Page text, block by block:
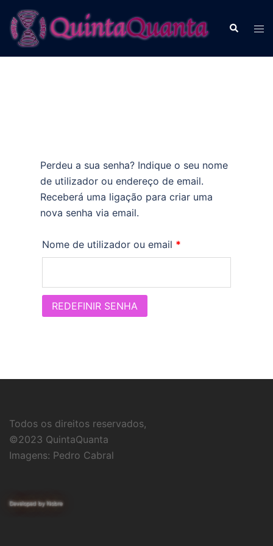
Saltar
para
conteúdo
Pesquisar
Perdeu a sua senha? Indique o seu nome
de utilizador ou endereço de email.
Receberá uma ligação para criar uma
nova senha via email.
Nome de utilizador ou email *
REDEFINIR SENHA
Todos os direitos reservados,
©2023 QuintaQuanta
Imagens: Pedro Cabral
Developed by Nobre